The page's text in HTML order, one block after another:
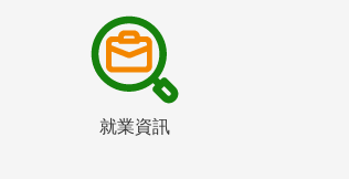
就業資訊